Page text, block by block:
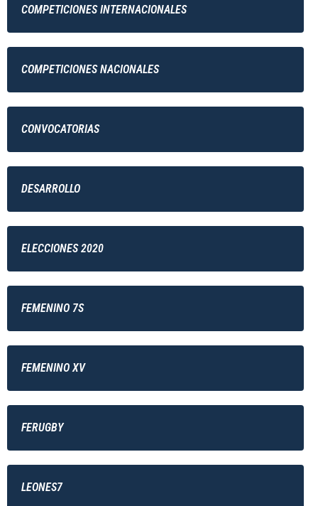
COMPETICIONES INTERNACIONALES
COMPETICIONES NACIONALES
CONVOCATORIAS
DESARROLLO
ELECCIONES 2020
FEMENINO 7S
FEMENINO XV
FERUGBY
LEONES7